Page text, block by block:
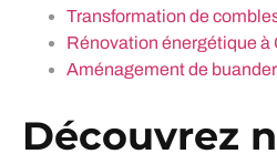
Transformation de
Rénovation énergétique à
Aménagement de
Découvrez